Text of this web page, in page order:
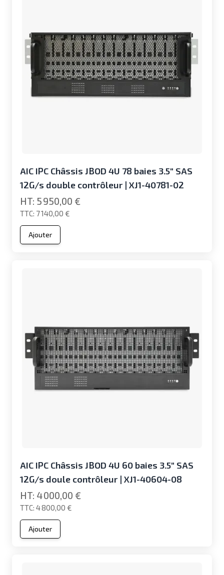
AIC IPC Châssis JBOD 4U 78 baies 3.5" SAS
12G/s double contrôleur | XJ1-40781-02
7 140,00 €
5 950,00 €
Ajouter
AIC IPC Châssis JBOD 4U 60 baies 3.5" SAS
12G/s doule contrôleur | XJ1-40604-08
4 800,00 €
4 000,00 €
Ajouter